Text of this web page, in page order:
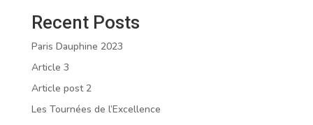
Recent Posts
Paris Dauphine 2023
Article 3
Article post 2
Les Tournées de l’Excellence